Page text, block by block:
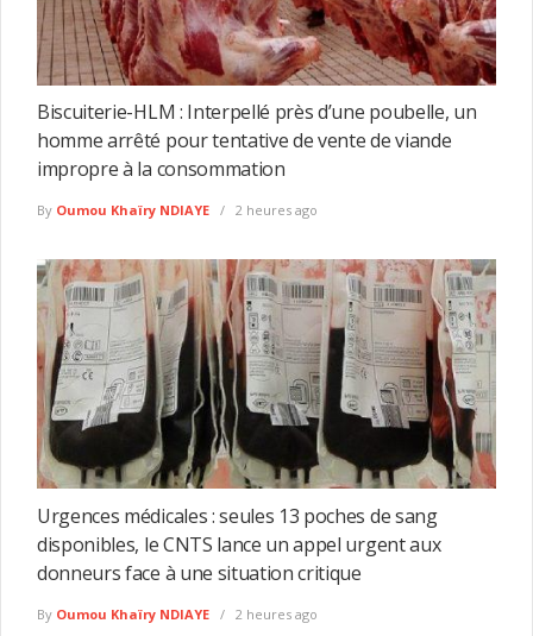
Biscuiterie-HLM : Interpellé près d’une poubelle, un
homme arrêté pour tentative de vente de viande
impropre à la consommation
By Oumou Khaïry NDIAYE 2 heures ago
Urgences médicales : seules 13 poches de sang
disponibles, le CNTS lance un appel urgent aux
donneurs face à une situation critique
By Oumou Khaïry NDIAYE 2 heures ago